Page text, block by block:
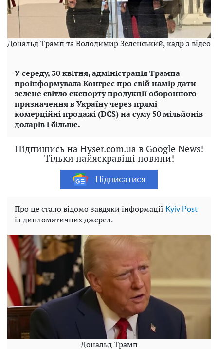
Дональд Трамп та Володимир Зеленський, кадр з відео
У середу, 30 квітня, адміністрація Трампа
проінформувала Конгрес про свій намір дати
зелене світло експорту продукції оборонного
призначення в Україну через прямі
комерційні продажі (DCS) на суму 50 мільйонів
доларів і більше.
Підпишись на Hyser.com.ua в Google News!
Тільки найяскравіші новини!
Підписатися
Про це стало відомо завдяки інформації Kyiv Post
із дипломатичних джерел.
Дональд Трамп